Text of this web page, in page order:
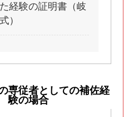
経験の証明書（岐
）
専従者としての補佐経
験の場合